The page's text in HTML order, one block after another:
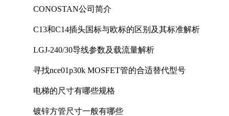
CONOSTAN公司简介
C13和C14插头国标与欧标的区别及其标准解析
LGJ-240/30导线参数及载流量解析
寻找nce01p30k MOSFET管的合适替代型号
电梯的尺寸有哪些规格
镀锌方管尺寸一般有哪些